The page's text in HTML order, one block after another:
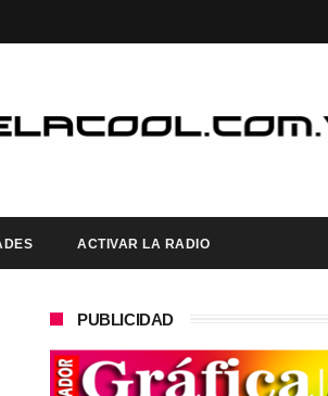
ACTIVAR LA RADIO
PUBLICIDAD